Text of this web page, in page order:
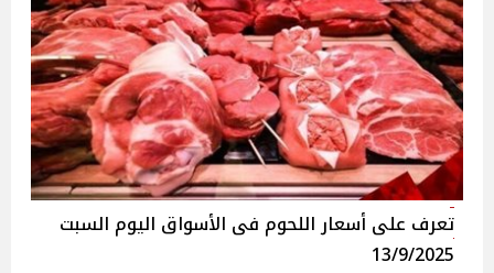
تعرف على أسعار اللحوم فى الأسواق‎‎ اليوم السبت
13/9/2025